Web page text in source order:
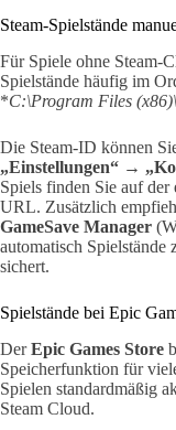
Steam-Spielstände
Für Spiele ohne Steam-
Spielstände häufig im
*C:\Program Files
Die Steam-ID können
„Einstellungen“ →
Spiels finden Sie auf der
URL. Zusätzlich
GameSave Manager
automatisch Spielstände
sichert.
Spielstände bei Epic
DerEpic Games Store
Speicherfunktion für
Spielen standardmäßig
Steam Cloud.